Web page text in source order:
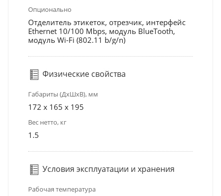
Опционально
Отделитель этикеток, отрезчик, интерфейс
Ethernet 10/100 Mbps, модуль BlueTooth,
модуль Wi-Fi (802.11 b/g/n)
Физические свойства
Габариты (ДхШхВ), мм
172 x 165 x 195
Вес нетто, кг
1.5
Условия эксплуатации и хранения
Рабочая температура